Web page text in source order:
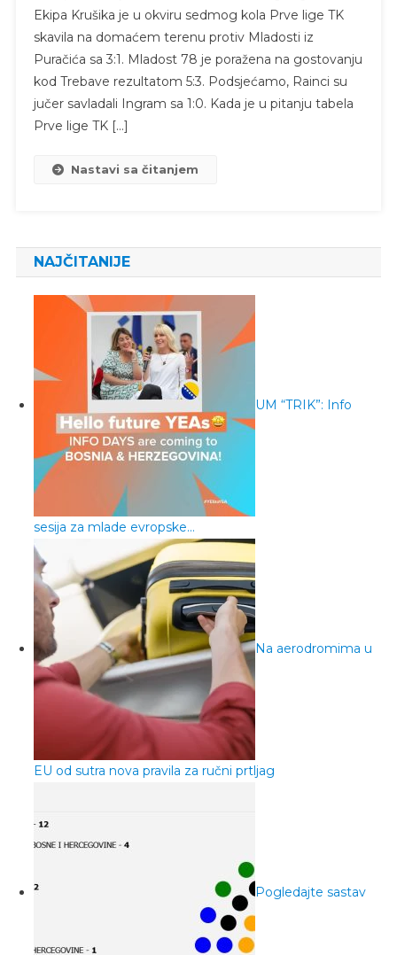
Ekipa Krušika je u okviru sedmog kola Prve lige TK
skavila na domaćem terenu protiv Mladosti iz
Puračića sa 3:1. Mladost 78 je poražena na gostovanju
kod Trebave rezultatom 5:3. Podsjećamo, Rainci su
jučer savladali Ingram sa 1:0. Kada je u pitanju tabela
Prve lige TK […]
Nastavi sa čitanjem
NAJČITANIJE
UM “TRIK”: Info
sesija za mlade evropske…
Na aerodromima u
EU od sutra nova pravila za ručni prtljag
Pogledajte sastav